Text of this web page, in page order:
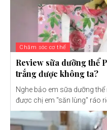
Chăm sóc cơ thể
Review sữa dưỡng thể
trắng được không ta?
Nghe bảo em sữa dưỡng
được chị em "săn lùng" ráo